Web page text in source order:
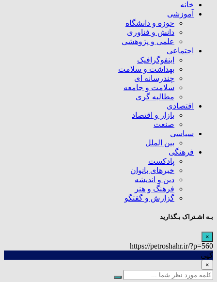
خانه
آموزشی
حوزه و دانشگاه
دانش و فناوری
علمی و پژوهشی
اجتماعی
اینفوگرافیک
بهداشت و سلامت
چندرسانه ای
سلامت و جامعه
مطالبه گری
اقتصادی
بازار و اقتصاد
صنعت
سیاسی
بین الملل
فرهنگی
پادکست
خبرهای بانوان
دین و اندیشه
فرهنگ و هنر
گزارش و گفتگو
بـه اشـتراک بـگذارید
×
https://petroshahr.ir/?p=560
کپی
×